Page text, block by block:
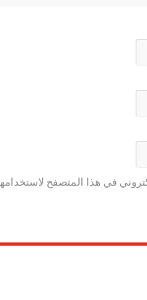
في هذا المتصفح